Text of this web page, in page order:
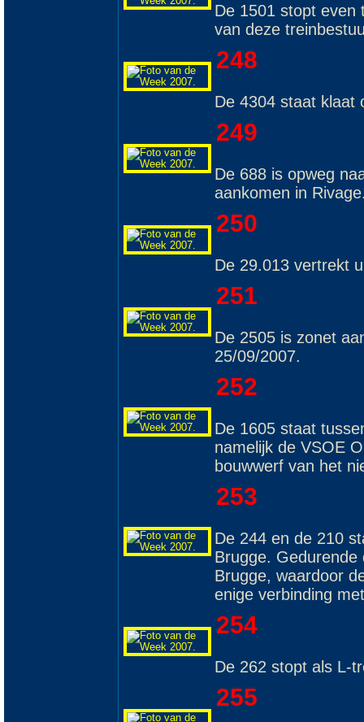
De 1501 stopt even
van deze
248
De 4304 staat klaat
249
De 688 is opweg
aankomen in
250
De 29.013 vertrekt
251
De 2505 is zonet
25/09/2007.
252
De 1605 staat
namelijk de VSOE
bouwwerf van het
253
De 244 en de 210
Brugge.
Brugge, waardoor
enige verbinding
254
De 262 stopt als L-
255